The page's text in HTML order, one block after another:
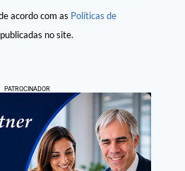
acordo com as Políticas de
publicadas no site.
PATROCINADOR